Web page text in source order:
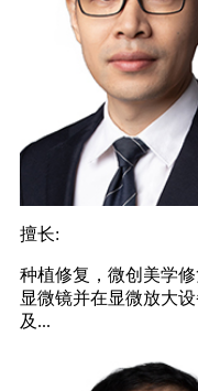
擅长:
种植修复，微创美学
显微镜并在显微放大
及...